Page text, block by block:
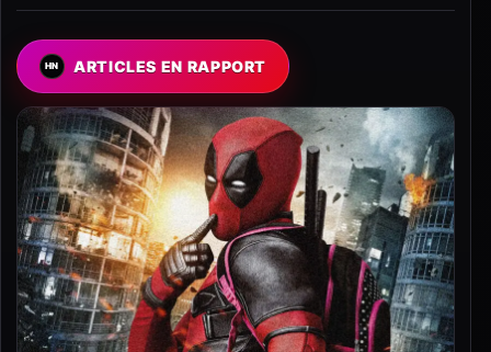
ARTICLES EN RAPPORT